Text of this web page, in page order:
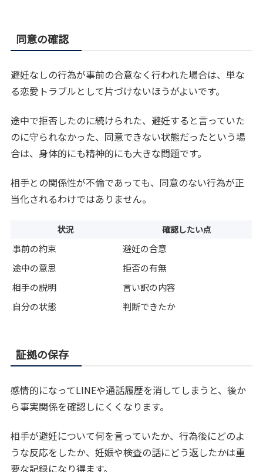
同意の確認
避妊なしの行為が事前の合意なく行われた場合は、単な
る恋愛トラブルとして片づけないほうがよいです。
途中で拒否したのに続けられた、避妊すると言っていた
のに守られなかった、同意できない状態だったという場
合は、身体的にも精神的にも大きな問題です。
相手との関係性が不倫であっても、同意のない行為が正
当化されるわけではありません。
状況 確認したい点
事前の約束
避妊の合意
途中の意思
拒否の有無
相手の説明
言い訳の内容
自分の状態
判断できたか
証拠の保存
感情的になってLINEや通話履歴を消してしまうと、後か
ら事実関係を確認しにくくなります。
相手が避妊について何を言っていたか、行為後にどのよ
うな反応をしたか、妊娠や検査の話にどう返したかは重
要な記録になり得ます。